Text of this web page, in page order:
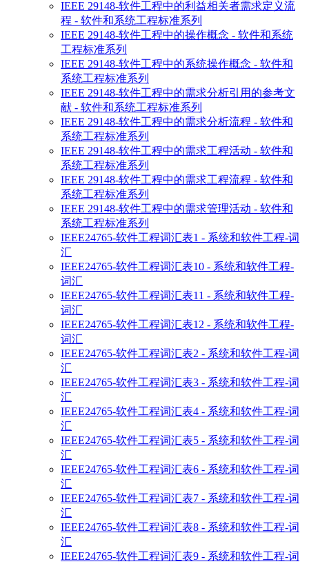
IEEE 29148-软件工程中的利益相关者需求定义流
程 - 软件和系统工程标准系列
IEEE 29148-软件工程中的操作概念 - 软件和系统
工程标准系列
IEEE 29148-软件工程中的系统操作概念 - 软件和
系统工程标准系列
IEEE 29148-软件工程中的需求分析引用的参考文
献 - 软件和系统工程标准系列
IEEE 29148-软件工程中的需求分析流程 - 软件和
系统工程标准系列
IEEE 29148-软件工程中的需求工程活动 - 软件和
系统工程标准系列
IEEE 29148-软件工程中的需求工程流程 - 软件和
系统工程标准系列
IEEE 29148-软件工程中的需求管理活动 - 软件和
系统工程标准系列
IEEE24765-软件工程词汇表1 - 系统和软件工程-词
汇
IEEE24765-软件工程词汇表10 - 系统和软件工程-
词汇
IEEE24765-软件工程词汇表11 - 系统和软件工程-
词汇
IEEE24765-软件工程词汇表12 - 系统和软件工程-
词汇
IEEE24765-软件工程词汇表2 - 系统和软件工程-词
汇
IEEE24765-软件工程词汇表3 - 系统和软件工程-词
汇
IEEE24765-软件工程词汇表4 - 系统和软件工程-词
汇
IEEE24765-软件工程词汇表5 - 系统和软件工程-词
汇
IEEE24765-软件工程词汇表6 - 系统和软件工程-词
汇
IEEE24765-软件工程词汇表7 - 系统和软件工程-词
汇
IEEE24765-软件工程词汇表8 - 系统和软件工程-词
汇
IEEE24765-软件工程词汇表9 - 系统和软件工程-词